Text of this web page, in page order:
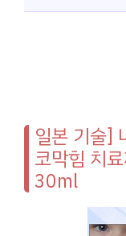
일본 기술]
코막힘 치
30ml